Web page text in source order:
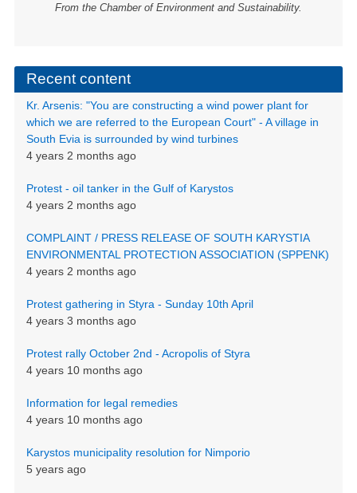
From the Chamber of Environment and Sustainability.
Recent content
Kr. Arsenis: "You are constructing a wind power plant for
which we are referred to the European Court" - A village in
South Evia is surrounded by wind turbines
4 years 2 months ago
Protest - oil tanker in the Gulf of Karystos
4 years 2 months ago
COMPLAINT / PRESS RELEASE OF SOUTH KARYSTIA
ENVIRONMENTAL PROTECTION ASSOCIATION (SPPENK)
4 years 2 months ago
Protest gathering in Styra - Sunday 10th April
4 years 3 months ago
Protest rally October 2nd - Acropolis of Styra
4 years 10 months ago
Information for legal remedies
4 years 10 months ago
Karystos municipality resolution for Nimporio
5 years ago